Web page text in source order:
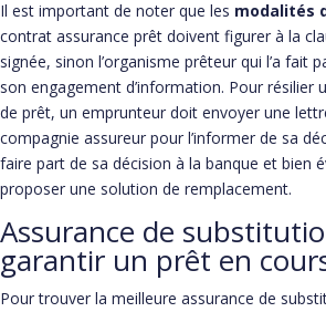
Il est important de noter que les modalités
contrat assurance prêt doivent figurer à la
signée, sinon l’organisme prêteur qui l’a fait
son engagement d’information. Pour résilier
de prêt, un emprunteur doit envoyer une
compagnie assureur pour l’informer de sa
faire part de sa décision à la banque et bien
proposer une solution de remplacement.
Assurance de
garantir un prêt en
Pour trouver la meilleure assurance de